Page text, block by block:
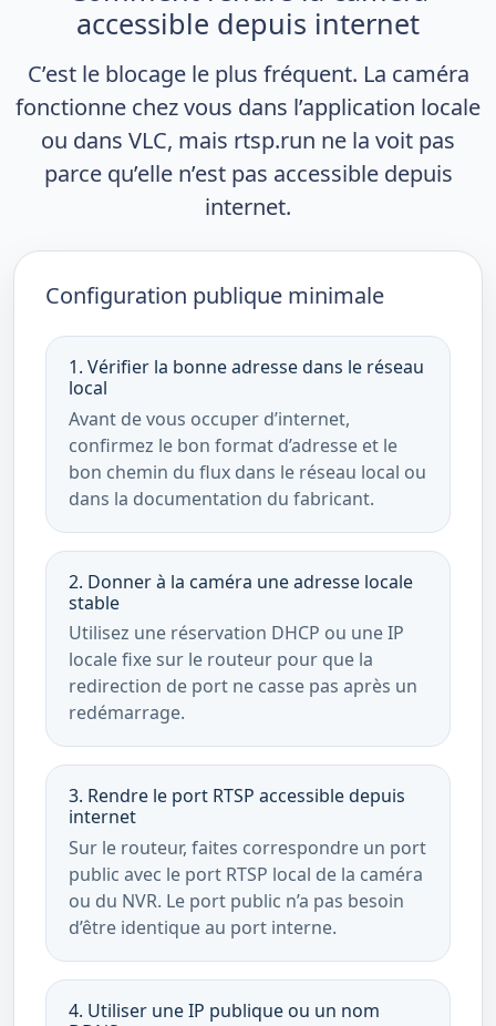
accessible depuis internet
C’est le blocage le plus fréquent. La caméra
fonctionne chez vous dans l’application locale
ou dans VLC, mais rtsp.run ne la voit pas
parce qu’elle n’est pas accessible depuis
internet.
Configuration publique minimale
1. Vérifier la bonne adresse dans le réseau
local
Avant de vous occuper d’internet,
confirmez le bon format d’adresse et le
bon chemin du flux dans le réseau local ou
dans la documentation du fabricant.
2. Donner à la caméra une adresse locale
stable
Utilisez une réservation DHCP ou une IP
locale fixe sur le routeur pour que la
redirection de port ne casse pas après un
redémarrage.
3. Rendre le port RTSP accessible depuis
internet
Sur le routeur, faites correspondre un port
public avec le port RTSP local de la caméra
ou du NVR. Le port public n’a pas besoin
d’être identique au port interne.
4. Utiliser une IP publique ou un nom